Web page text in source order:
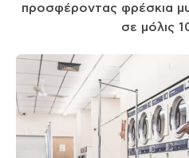
προσφέροντας φρέσκια
σε μόλις